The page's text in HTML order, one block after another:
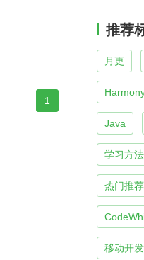
1
推荐
月更
Java
学习方法
热门推荐
移动开发